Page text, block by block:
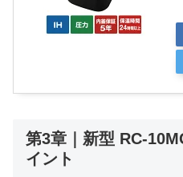
第3章｜新型 RC-
イント